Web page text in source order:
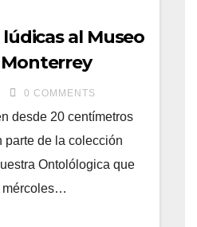
al Museo
0 COMMENTS
desde 20 centímetros
parte de la colección
Ontolólogica que
mércoles…